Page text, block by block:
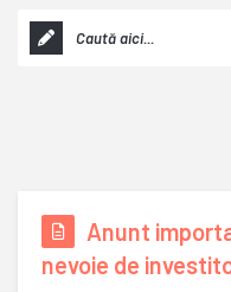
Anunt
nevoie de